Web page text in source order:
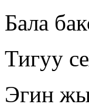
Бала
Тигуу
Эгин